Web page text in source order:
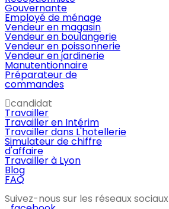
Gouvernante
Employé de ménage
Vendeur en magasin
Vendeur en boulangerie
Vendeur en poissonnerie
Vendeur en jardinerie
Manutentionnaire
Préparateur de
commandes
candidat
Travailler
Travailler en Intérim
Travailler dans L'hotellerie
Simulateur de chiffre
d'affaire
Travailler à Lyon
Blog
FAQ
Suivez-nous sur les réseaux sociaux